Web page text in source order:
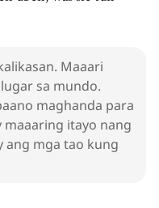
Maaari
sa mundo.
maghanda para
maaaring itayo nang
ang mga tao kung